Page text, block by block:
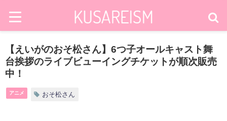
【えいがのおそ松さん】6つ子オールキャスト舞
台挨拶のライブビューイングチケットが順次販売
中！
アニメ おそ松さん